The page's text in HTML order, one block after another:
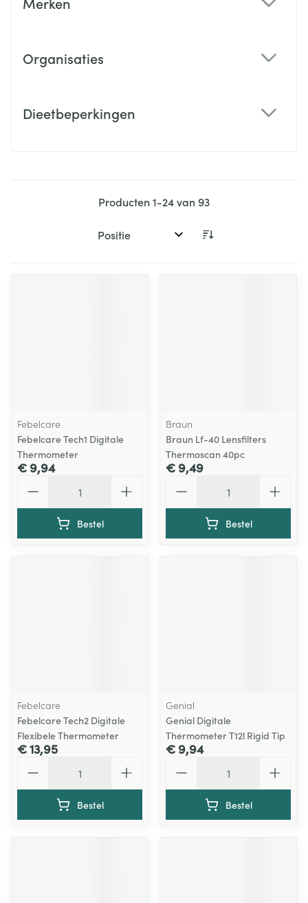
Organisaties
Dieetbeperkingen
Producten1-24van93
Sorteer op:
Febelcare
Febelcare Tech1 Digitale
Thermometer
€ 9,94
Bestel
Braun
Braun Lf-40 Lensfilters
Thermoscan 40pc
€ 9,49
Bestel
Febelcare
Febelcare Tech2 Digitale
Flexibele Thermometer
€ 13,95
Bestel
Genial
Genial Digitale
Thermometer T12l Rigid Tip
€ 9,94
Bestel